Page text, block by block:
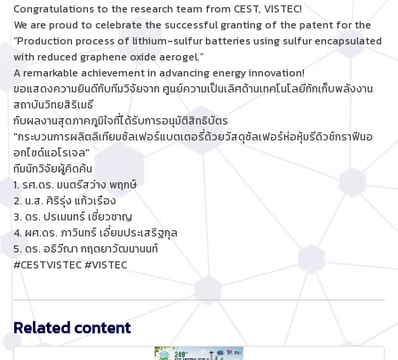
Congratulations to the research team from CEST, VISTEC!
We are proud to celebrate the successful granting of the patent for the
“Production process of lithium-sulfur batteries using sulfur encapsulated
with reduced graphene oxide aerogel.”
A remarkable achievement in advancing energy innovation!
ขอแสดงความยินดีกับทีมวิจัยจาก ศูนย์ความเป็นเลิศด้านเทคโนโลยีกักเก็บพลังงาน
สถาบันวิทยสิริเมธี
กับผลงานสุดภาคภูมิใจที่ได้รับการอนุมัติสิทธิบัตร
"กระบวนการผลิตลิเทียมซัลเฟอร์แบตเตอรี่ด้วยวัสดุซัลเฟอร์ห่อหุ้มรีดิวซ์กราฟีนอ
อกไซด์แอโรเจล"
ทีมนักวิจัยผู้คิดค้น
1. รศ.ดร. มนตรีสว่าง พฤกษ์
2. น.ส. ศิริรุ่ง แก้วเรือง
3. ดร. ปรเมนทร์ เชี่ยวชาญ
4. ผศ.ดร. ภาวินทร์ เอี่ยมประเสริฐกุล
5. ดร. อธิวีณา กฤตยาวัฒนานนท์
#CESTVISTEC #VISTEC
Related content